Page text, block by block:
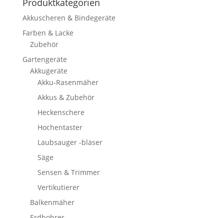
Akkuscheren & Bindegeräte
Farben & Lacke
Zubehör
Gartengeräte
Akkugeräte
Akku-Rasenmäher
Akkus & Zubehör
Heckenschere
Hochentaster
Laubsauger -bläser
Säge
Sensen & Trimmer
Vertikutierer
Balkenmäher